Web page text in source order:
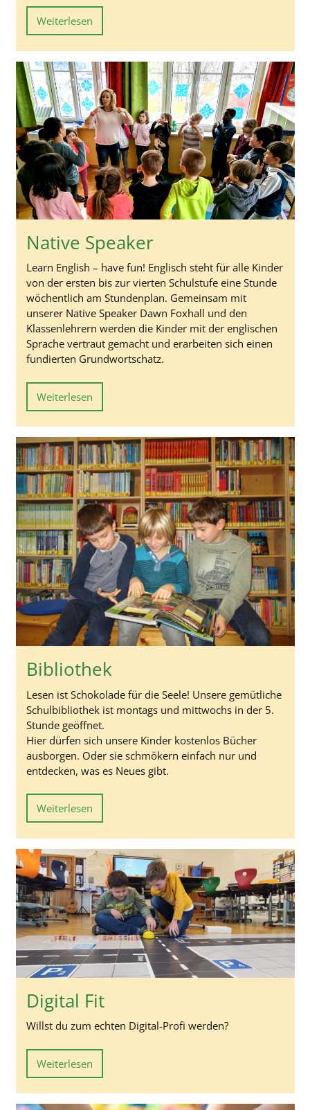
Weiterlesen
Native Speaker
Learn English – have fun! Englisch steht für alle Kinder
von der ersten bis zur vierten Schulstufe eine Stunde
wöchentlich am Stundenplan. Gemeinsam mit
unserer Native Speaker Dawn Foxhall und den
Klassenlehrern werden die Kinder mit der englischen
Sprache vertraut gemacht und erarbeiten sich einen
fundierten Grundwortschatz.
Weiterlesen
Bibliothek
Lesen ist Schokolade für die Seele! Unsere gemütliche
Schulbibliothek ist montags und mittwochs in der 5.
Stunde geöffnet.
Hier dürfen sich unsere Kinder kostenlos Bücher
ausborgen. Oder sie schmökern einfach nur und
entdecken, was es Neues gibt.
Weiterlesen
Digital Fit
Willst du zum echten Digital-Profi werden?
Weiterlesen